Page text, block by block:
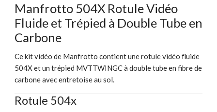
Manfrotto 504X Rotule Vidéo
Fluide et Trépied à Double Tube en
Carbone
Ce kit vidéo de Manfrotto contient une rotule vidéo fluide
504X et un trépied MVTTWINGC à double tube en fibre de
carbone avec entretoise au sol.
Rotule 504x